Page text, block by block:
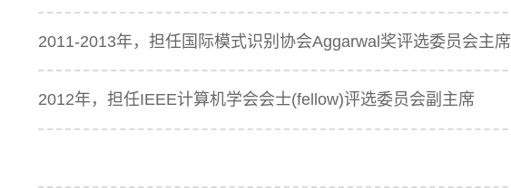
2011-2013年，担任国际模式识别协会Aggarwal奖评选委员会主席
2012年，担任IEEE计算机学会会士(fellow)评选委员会副主席